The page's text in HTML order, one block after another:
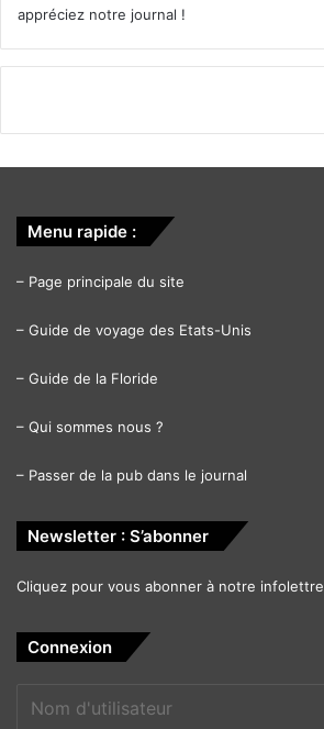
appréciez notre journal !
Menu rapide :
– Page principale du site
– Guide de voyage des Etats-Unis
– Guide de la Floride
– Qui sommes nous ?
– Passer de la pub dans le journal
Newsletter : S’abonner
Cliquez pour vous abonner à notre infolettre
Connexion